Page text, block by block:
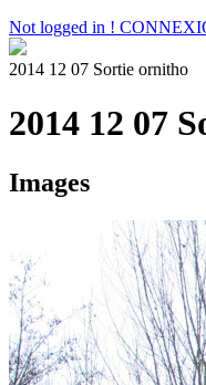
Not logged in !
2014 12 07 Sortie ornitho
2014 12 07
Images